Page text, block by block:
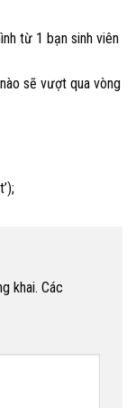
từ 1 bạn sinh viên
sẽ vượt qua vòng
khai. Các